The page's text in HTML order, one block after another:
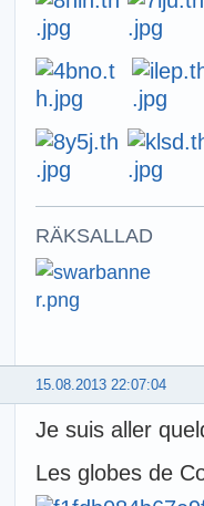
RÄKSALLAD
15.08.2013 22:07:04
Je suis aller
Les globes de